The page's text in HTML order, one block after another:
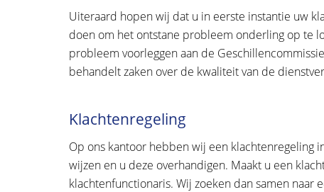
Uiteraard hopen wij dat u in eerste instantie uw
doen om het ontstane probleem onderling op te
probleem voorleggen aan de
behandelt zaken over de kwaliteit van de
Klachtenregeling
Op ons kantoor hebben wij een klachtenregeling
wijzen en u deze overhandigen. Maakt u een
klachtenfunctionaris. Wij zoeken dan samen